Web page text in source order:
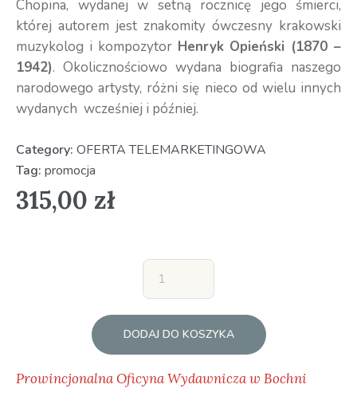
Chopina, wydanej w setną rocznicę jego śmierci,
której autorem jest znakomity ówczesny krakowski
muzykolog i kompozytor Henryk Opieński (1870 –
1942). Okolicznościowo wydana biografia naszego
narodowego artysty, różni się nieco od wielu innych
wydanych wcześniej i później.
Category: OFERTA TELEMARKETINGOWA
Tag: promocja
315,00 zł
DODAJ DO KOSZYKA
Prowincjonalna Oficyna Wydawnicza w Bochni